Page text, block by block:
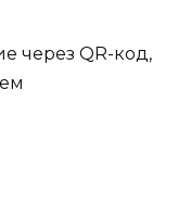
через QR-код,